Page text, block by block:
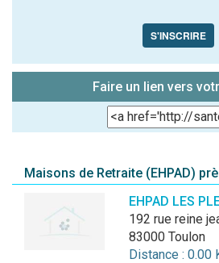
S'INSCRIRE
Faire un lien vers
Maisons de Retraite (EHPAD)
EHPAD LES
192 rue reine
83000 Toulon
Distance : 0.00